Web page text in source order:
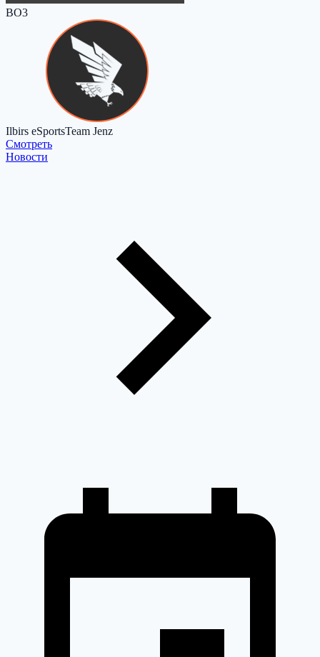
BO3
Ilbirs eSportsTeam Jenz
Cмотреть
Новости